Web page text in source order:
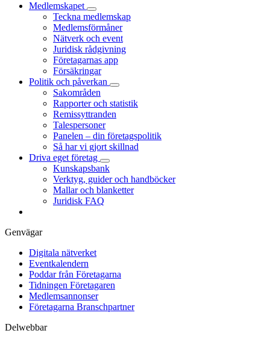
Medlemskapet
Teckna medlemskap
Medlemsförmåner
Nätverk och event
Juridisk rådgivning
Företagarnas app
Försäkringar
Politik och påverkan
Sakområden
Rapporter och statistik
Remissyttranden
Talespersoner
Panelen – din företagspolitik
Så har vi gjort skillnad
Driva eget företag
Kunskapsbank
Verktyg, guider och handböcker
Mallar och blanketter
Juridisk FAQ
Genvägar
Digitala nätverket
Eventkalendern
Poddar från Företagarna
Tidningen Företagaren
Medlemsannonser
Företagarna Branschpartner
Delwebbar